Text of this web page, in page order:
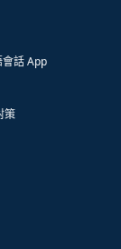
會話 App
策